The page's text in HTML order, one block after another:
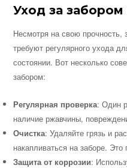
Уход за
Несмотря на свою прочность,
требуют регулярного ухода
состоянии. Вот несколько
забором:
Регулярная проверка: Один
наличие ржавчины,
Очистка: Удаляйте грязь и
накапливаться на заборе.
Защита от коррозии: